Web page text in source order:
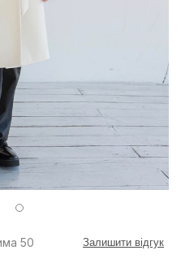
50 Залишити відгук